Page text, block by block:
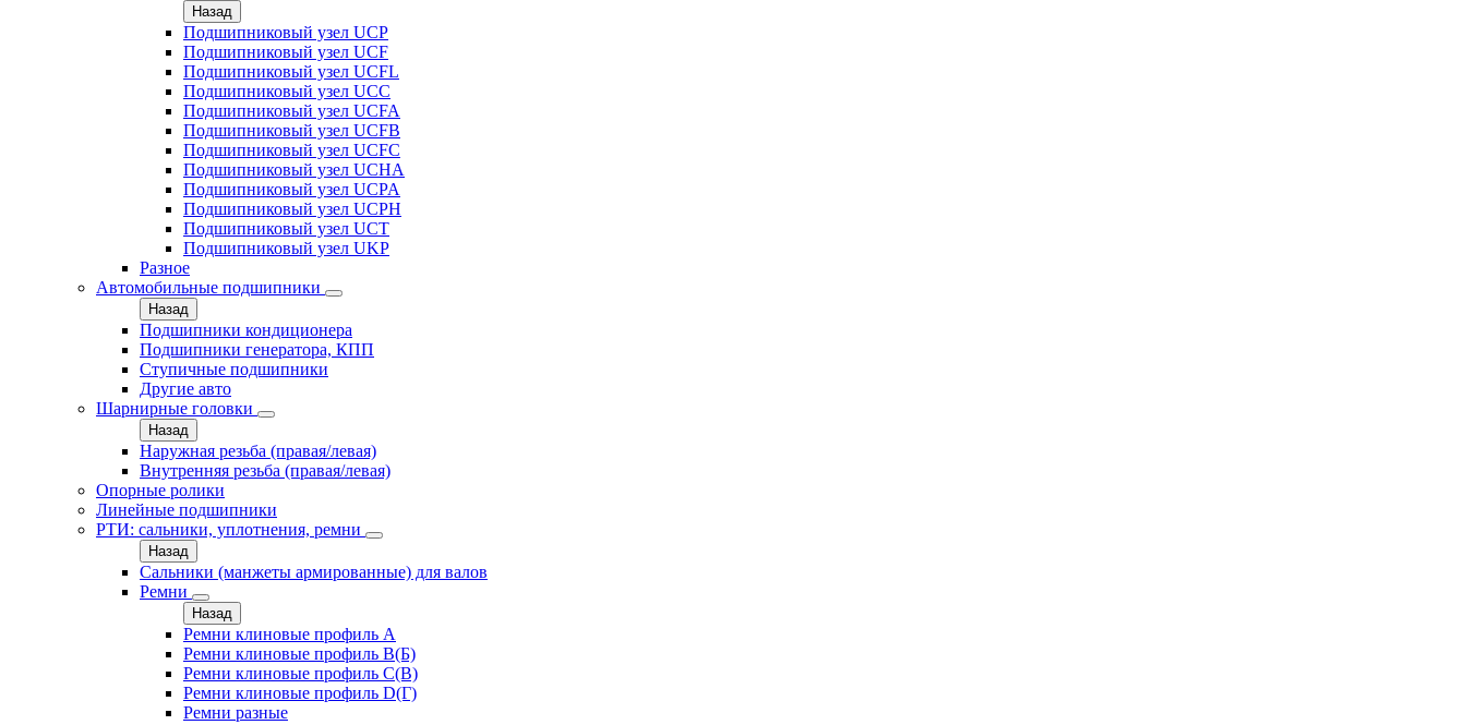
Назад
Подшипниковый узел UCP
Подшипниковый узел UCF
Подшипниковый узел UCFL
Подшипниковый узел UCC
Подшипниковый узел UCFA
Подшипниковый узел UCFB
Подшипниковый узел UCFC
Подшипниковый узел UCHA
Подшипниковый узел UCPA
Подшипниковый узел UCPH
Подшипниковый узел UCT
Подшипниковый узел UKP
Разное
Автомобильные подшипники
Назад
Подшипники кондиционера
Подшипники генератора, КПП
Ступичные подшипники
Другие авто
Шарнирные головки
Назад
Наружная резьба (правая/левая)
Внутренняя резьба (правая/левая)
Опорные ролики
Линейные подшипники
РТИ: сальники, уплотнения, ремни
Назад
Сальники (манжеты армированные) для валов
Ремни
Назад
Ремни клиновые профиль A
Ремни клиновые профиль B(Б)
Ремни клиновые профиль C(В)
Ремни клиновые профиль D(Г)
Ремни разные